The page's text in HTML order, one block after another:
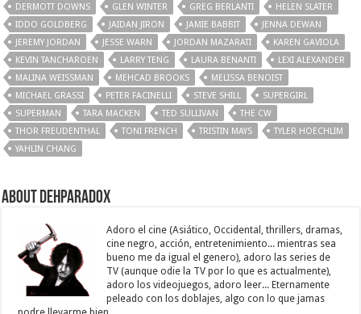
DERMOTT DOWNS
GLEN WINTER GREG BERLANTI
HELEN SLATER
IDDO GOLDBERG
JAIDAN JIRON JAMIE BABBIT
JENNA DEWAN
JEREMY JORDAN
JESSE WARN JORDAN MAZARATI
KAREN GAVIOLA
KEVIN TANCHAROEN
LARRY TENG LAURA BENANTI
LEXI ALEXANDER
MALINA WEISSMAN
MEHCAD BROOKS
MELISSA BENOIST
MICHAEL GRASSI
PETER FACINELLI STEVE SHILL
SUPERGIRL
SUPERMAN
TARA MACKEN TED SULLIVAN
THE CW
THOR FREUDENTHAL
TONI FRENCH TRISTIN MAYS
TYLER HOECHLIM
YAHLIN CHANG
About Dehparadox
Adoro el cine (Asiático, Occidental, thrillers, dramas,
cine negro, acción, entretenimiento... mientras sea
bueno me da igual el genero), adoro las series de
TV (aunque odie la TV por lo que es actualmente),
adoro los videojuegos, adoro leer... Eternamente
peleado con los doblajes, algo con lo que jamas